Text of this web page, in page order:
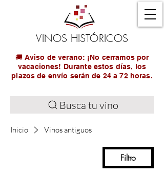
VINOS HISTÓRICOS
🚚 Aviso de verano: ¡No cerramos por
vacaciones! Durante estos días, los
plazos de envío serán de 24 a 72 horas.
Busca tu vino
Inicio Vinos antiguos
Filtro